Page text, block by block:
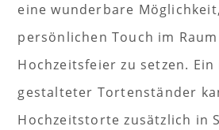
eine wunderbare
persönlichen Touch im
Hochzeitsfeier zu setzen.
gestalteter Tortenständer
Hochzeitstorte zusätzlich in